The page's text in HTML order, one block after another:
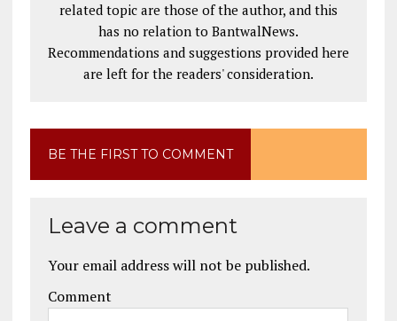
related topic are those of the author, and this
has no relation to BantwalNews.
Recommendations and suggestions provided here
are left for the readers' consideration.
BE THE FIRST TO COMMENT
Leave a comment
Your email address will not be published.
Comment